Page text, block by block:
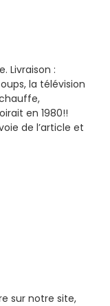
Livraison :
la télévision
en 1980!!
de l’article et
sur notre site,